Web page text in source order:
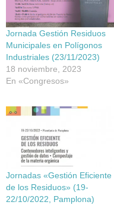
Jornada Gestión Residuos
Municipales en Polígonos
Industriales (23/11/2023)
18 noviembre, 2023
En «Congresos»
Jornadas «Gestión Eficiente
de los Residuos» (19-
22/10/2022, Pamplona)